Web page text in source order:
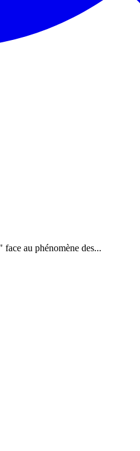
face au phénomène des...